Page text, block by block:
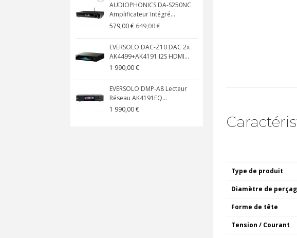
AUDIOPHONICS DA-S250NC
Amplificateur Intégré...
579,00 €649,00 €
EVERSOLO DAC-Z10 DAC 2x
AK4499+AK4191 I2S HDMI...
1 990,00 €
EVERSOLO DMP-A8 Lecteur
Réseau AK4191EQ...
1 990,00 €
Type de produit
Diamètre de
Forme de tête
Tension / Courant